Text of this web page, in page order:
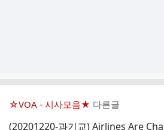
☆VOA - 시사모음★ 다른글